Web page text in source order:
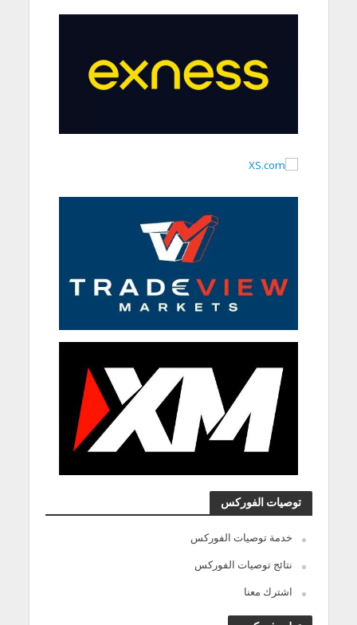
توصيات الفوركس
خدمة توصيات الفوركس
نتائج توصيات الفوركس
اشترك معنا